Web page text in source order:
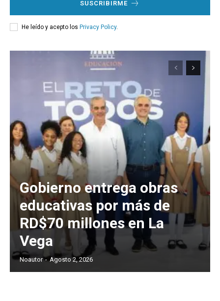
SUSCRIBIRME
He leído y acepto los Privacy Policy.
Gobierno entrega obras
educativas por más de
RD$70 millones en La
Vega
Noautor - Agosto 2, 2026